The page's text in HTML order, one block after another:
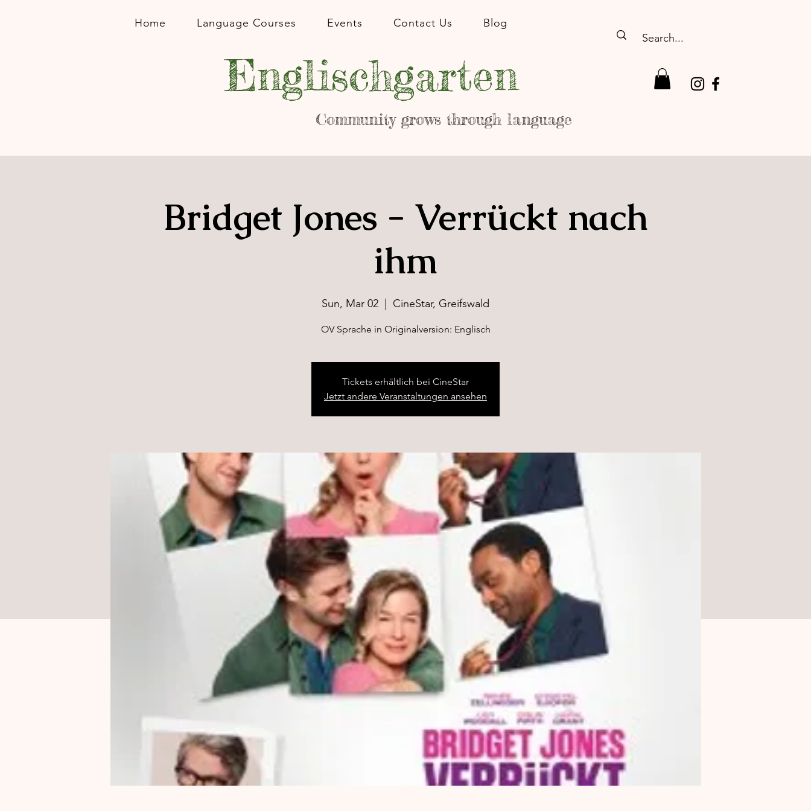
Englischgarten
Community grows through language
Home Language Courses Events Contact Us Blog
Bridget Jones - Verrückt nach
ihm
Sun, Mar 02 CineStar, Greifswald
OV Sprache in Originalversion: Englisch
Tickets erhältlich bei CineStar
Jetzt andere Veranstaltungen ansehen